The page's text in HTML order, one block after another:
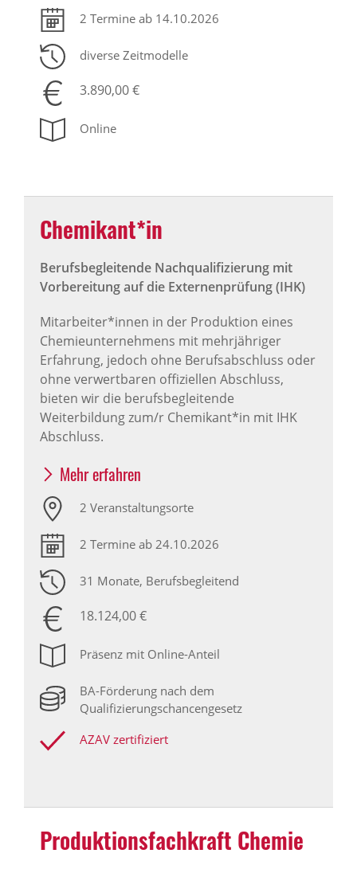
2 Termine ab 14.10.2026
diverse Zeitmodelle
3.890,00 €
Online
Chemikant*in
Berufsbegleitende Nachqualifizierung mit
Vorbereitung auf die Externenprüfung (IHK)
Mitarbeiter*innen in der Produktion eines
Chemieunternehmens mit mehrjähriger
Erfahrung, jedoch ohne Berufsabschluss oder
ohne verwertbaren offiziellen Abschluss,
bieten wir die berufsbegleitende
Weiterbildung zum/r Chemikant*in mit IHK
Abschluss.
Mehr erfahren
2 Veranstaltungsorte
2 Termine ab 24.10.2026
31 Monate, Berufsbegleitend
18.124,00 €
Präsenz mit Online-Anteil
BA-Förderung nach dem
Qualifizierungschancengesetz
AZAV zertifiziert
Produktionsfachkraft Chemie